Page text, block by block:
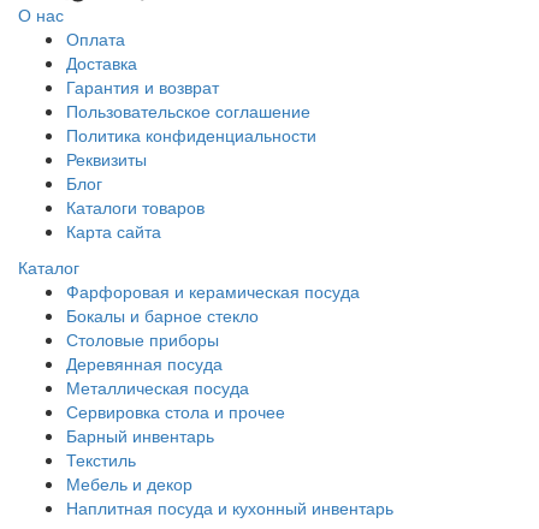
О нас
Оплата
Доставка
Гарантия и возврат
Пользовательское соглашение
Политика конфиденциальности
Реквизиты
Блог
Каталоги товаров
Карта сайта
Каталог
Фарфоровая и керамическая посуда
Бокалы и барное стекло
Столовые приборы
Деревянная посуда
Металлическая посуда
Сервировка стола и прочее
Барный инвентарь
Текстиль
Мебель и декор
Наплитная посуда и кухонный инвентарь